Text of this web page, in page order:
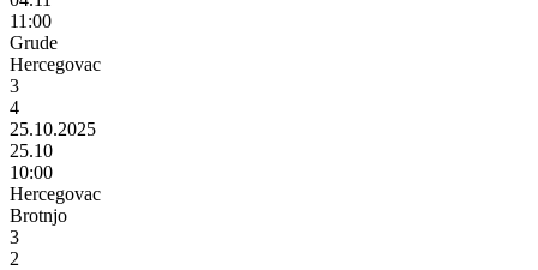
11:00
Grude
Hercegovac
3
4
25.10.2025
25.10
10:00
Hercegovac
Brotnjo
3
2